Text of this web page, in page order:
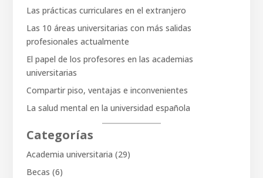
Las prácticas curriculares en el extranjero
Las 10 áreas universitarias con más salidas
profesionales actualmente
El papel de los profesores en las academias
universitarias
Compartir piso, ventajas e inconvenientes
La salud mental en la universidad española
Categorías
Academia universitaria (29)
Becas (6)